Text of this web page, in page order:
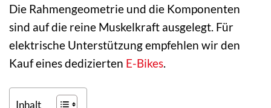
Die Rahmengeometrie und die Komponenten
sind auf die reine Muskelkraft ausgelegt. Für
elektrische Unterstützung empfehlen wir den
Kauf eines dedizierten E-Bikes.
Inhalt